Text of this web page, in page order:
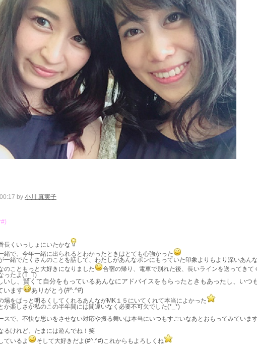
by 小川 真実子
長くいっしょにいたかな
緒で、今年一緒に出られるとわかったときはとても心強かった
一緒でたくさんのことを話して、わたしがあんなポンにもっていた印象よりもより深いあん
のこともっと大好きになりました
合宿の帰り、電車で別れた後、長いラインを送ってきて
ったよ(T_T)
いし、賢くて自分をもっているあんなにアドバイスをもらったときもあったし、いつ
います
ありがとう(#^.^#)
場をぱっと明るくしてくれるあんながMK１５にいてくれて本当によかった
か楽しさが私のこの半年間には間違いなく必要不可欠でした(*_*)
スで、不快な思いをさせない対応や振る舞いは本当にいつもすごいなあとおもってみていま
るけれど、たまには遊んでね！笑
ているよ
そして大好きだよ(#^.^#)これからもよろしくね